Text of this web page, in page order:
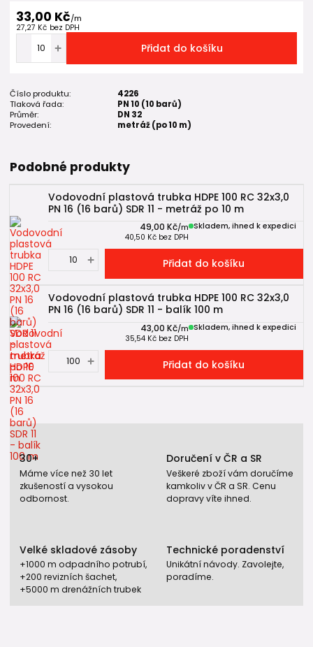
33,00 Kč/m
27,27 Kč bez DPH
Přidat do košíku
Číslo produktu:
4226
Tlaková řada:
PN 10 (10 barů)
Průměr:
DN 32
Provedení:
metráž (po 10 m)
Podobné produkty
Vodovodní plastová trubka HDPE 100 RC 32x3,0
PN 16 (16 barů) SDR 11 - metráž po 10 m
49,00 Kč/m
40,50 Kč bez DPH
Skladem, ihned k expedici
Přidat do košíku
Vodovodní plastová trubka HDPE 100 RC 32x3,0
PN 16 (16 barů) SDR 11 - balík 100 m
43,00 Kč/m
35,54 Kč bez DPH
Skladem, ihned k expedici
Přidat do košíku
30+
Máme více než 30 let
zkušeností a vysokou
odbornost.
Doručení v ČR a SR
Veškeré zboží vám doručíme
kamkoliv v ČR a SR. Cenu
dopravy víte ihned.
Velké skladové zásoby
+1000 m odpadního potrubí,
+200 revizních šachet,
+5000 m drenážních trubek
Technické poradenství
Unikátní návody. Zavolejte,
poradíme.